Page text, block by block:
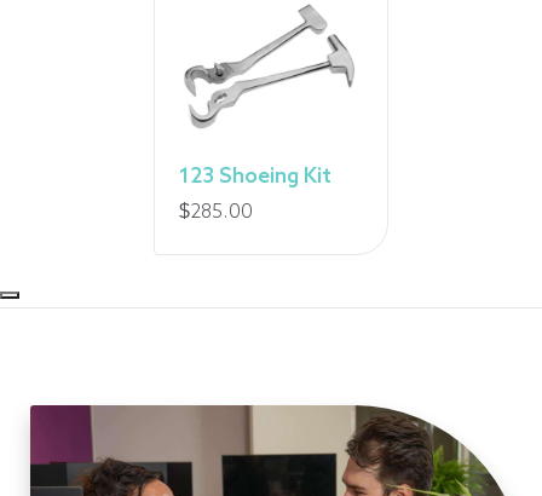
123 Shoeing Kit
$285.00